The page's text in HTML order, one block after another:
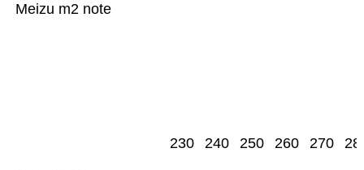
Meizu m2 note
230 240 250 260 270